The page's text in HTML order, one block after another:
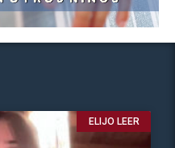
ELIJO LEER